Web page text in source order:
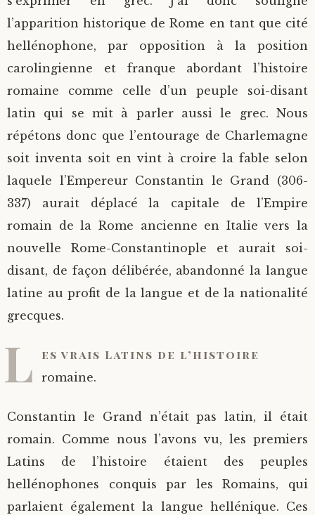
l’apparition historique de Rome en tant que cité
hellénophone, par opposition à la position
carolingienne et franque abordant l’histoire
romaine comme celle d’un peuple soi-disant
latin qui se mit à parler aussi le grec. Nous
répétons donc que l’entourage de Charlemagne
soit inventa soit en vint à croire la fable selon
laquele l’Empereur Constantin le Grand (306-
337) aurait déplacé la capitale de l’Empire
romain de la Rome ancienne en Italie vers la
nouvelle Rome-Constantinople et aurait soi-
disant, de façon délibérée, abandonné la langue
latine au profit de la langue et de la nationalité
grecques.
L es vrais Latins de l’histoire
romaine.
Constantin le Grand n’était pas latin, il était
romain. Comme nous l’avons vu, les premiers
Latins de l’histoire étaient des peuples
hellénophones conquis par les Romains, qui
parlaient également la langue hellénique. Ces